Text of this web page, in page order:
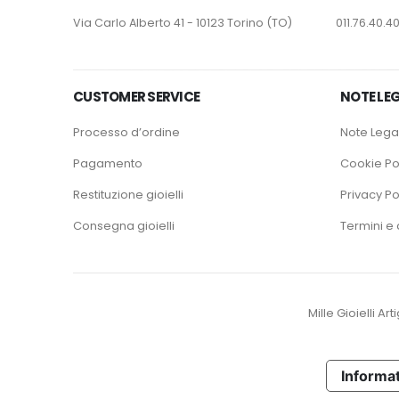
Via Carlo Alberto 41 - 10123 Torino (TO)
CUSTOMER SERVICE
Processo d’ordine
Pagamento
Restituzione gioielli
Consegna gioielli
NOTE
Note
Cookie
Privacy
Termini e
Mille Gioielli